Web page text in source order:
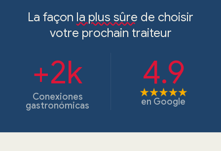
La façon la plus sûre de choisir
votre prochain traiteur
+2k
Conexiones
gastronómicas
4.9
en Google